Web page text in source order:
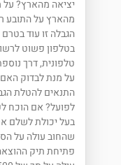
יציאה מהארץ? על
מהארץ על התובע
הגבלה זו עוד
בטלפון פשוט
טלפונית, דרך
על מנת לבדוק
התנאים להטלת
לפועל? אם הוכח
בעל יכולת לשלם
פתיחת תיק